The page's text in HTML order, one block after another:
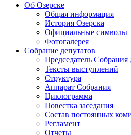
Об Озерске
Общая информация
История Озерска
Официальные символы
Фотогалерея
Собрание депутатов
Председатель Собрания
Тексты выступлений
Структура
Аппарат Собрания
Циклограмма
Повестка заседания
Состав постоянных
Регламент
Отчеты